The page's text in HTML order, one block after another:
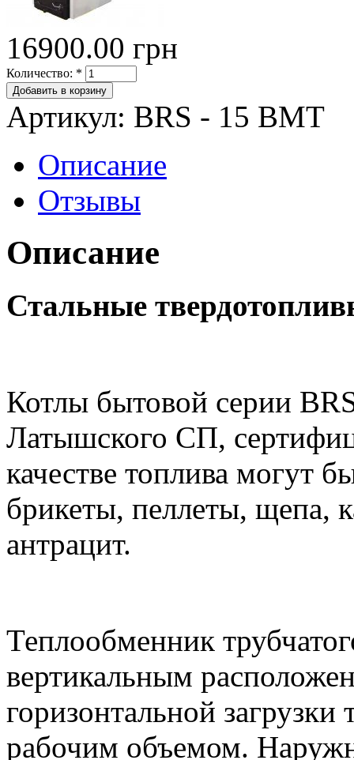
16900.00 грн
Количество: *
Артикул: BRS - 15 BMT
Описание
Отзывы
Описание
Стальные
Котлы бытовой серии
Латышского СП,
качестве топлива могут
брикеты, пеллеты, щепа,
антрацит.
Теплообменник
вертикальным
горизонтальной
рабочим объемом.